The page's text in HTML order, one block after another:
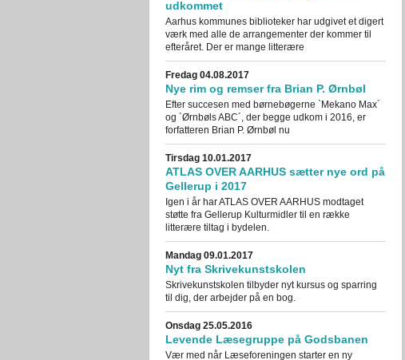
udkommet
Aarhus kommunes biblioteker har udgivet et digert
værk med alle de arrangementer der kommer til
efteråret. Der er mange litterære
Fredag 04.08.2017
Nye rim og remser fra Brian P. Ørnbøl
Efter succesen med børnebøgerne `Mekano Max´
og `Ørnbøls ABC´, der begge udkom i 2016, er
forfatteren Brian P. Ørnbøl nu
Tirsdag 10.01.2017
ATLAS OVER AARHUS sætter nye ord på
Gellerup i 2017
Igen i år har ATLAS OVER AARHUS modtaget
støtte fra Gellerup Kulturmidler til en række
litterære tiltag i bydelen.
Mandag 09.01.2017
Nyt fra Skrivekunstskolen
Skrivekunstskolen tilbyder nyt kursus og sparring
til dig, der arbejder på en bog.
Onsdag 25.05.2016
Levende Læsegruppe på Godsbanen
Vær med når Læseforeningen starter en ny